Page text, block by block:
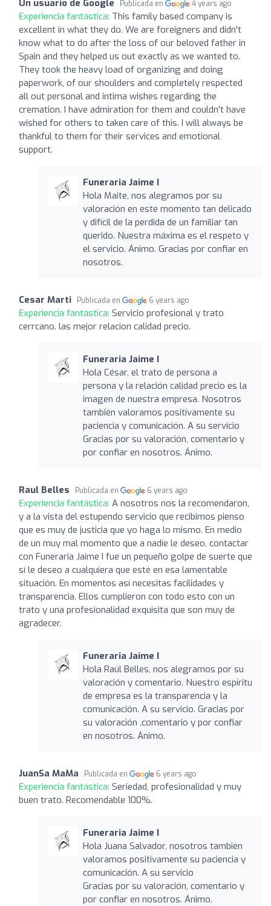
Un usuario de Google Publicada en 4 years ago
Experiencia fantástica: This family based company is
excellent in what they do. We are foreigners and didn't
know what to do after the loss of our beloved father in
Spain and they helped us out exactly as we wanted to.
They took the heavy load of organizing and doing
paperwork, of our shoulders and completely respected
all out personal and intima wishes regarding the
cremation. I have admiration for them and couldn't have
wished for others to taken care of this. I will always be
thankful to them for their services and emotional
support.
Funeraria Jaime I
Hola Maite, nos alegramos por su
valoración en este momento tan delicado
y difícil de la perdida de un familiar tan
querido. Nuestra máxima es el respeto y
el servicio. Ánimo. Gracias por confiar en
nosotros.
Cesar Marti Publicada en 6 years ago
Experiencia fantástica: Servicio profesional y trato
cerrcano. las mejor relacion calidad precio.
Funeraria Jaime I
Hola César, el trato de persona a
persona y la relación calidad precio es la
imagen de nuestra empresa. Nosotros
también valoramos positivamente su
paciencia y comunicación. A su servicio
Gracias por su valoración, comentario y
por confiar en nosotros. Ánimo.
Raul Belles Publicada en 6 years ago
Experiencia fantástica: A nosotros nos la recomendaron,
y a la vista del estupendo servicio que recibimos pienso
que es muy de justicia que yo haga lo mismo. En medio
de un muy mal momento que a nadie le deseo, contactar
con Funeraria Jaime I fue un pequeño golpe de suerte que
sí le deseo a cualquiera que esté en esa lamentable
situación. En momentos así necesitas facilidades y
transparencia. Ellos cumplieron con todo esto con un
trato y una profesionalidad exquisita que son muy de
agradecer.
Funeraria Jaime I
Hola Raúl Belles, nos alegramos por su
valoración y comentario. Nuestro espíritu
de empresa es la transparencia y la
comunicación. A su servicio. Gracias por
su valoración ,comentario y por confiar
en nosotros. Ánimo.
JuanSa MaMa Publicada en 6 years ago
Experiencia fantástica: Seriedad, profesionalidad y muy
buen trato. Recomendable 100%.
Funeraria Jaime I
Hola Juana Salvador, nosotros también
valoramos positivamente su paciencia y
comunicación. A su servicio
Gracias por su valoración, comentario y
por confiar en nosotros. Ánimo.